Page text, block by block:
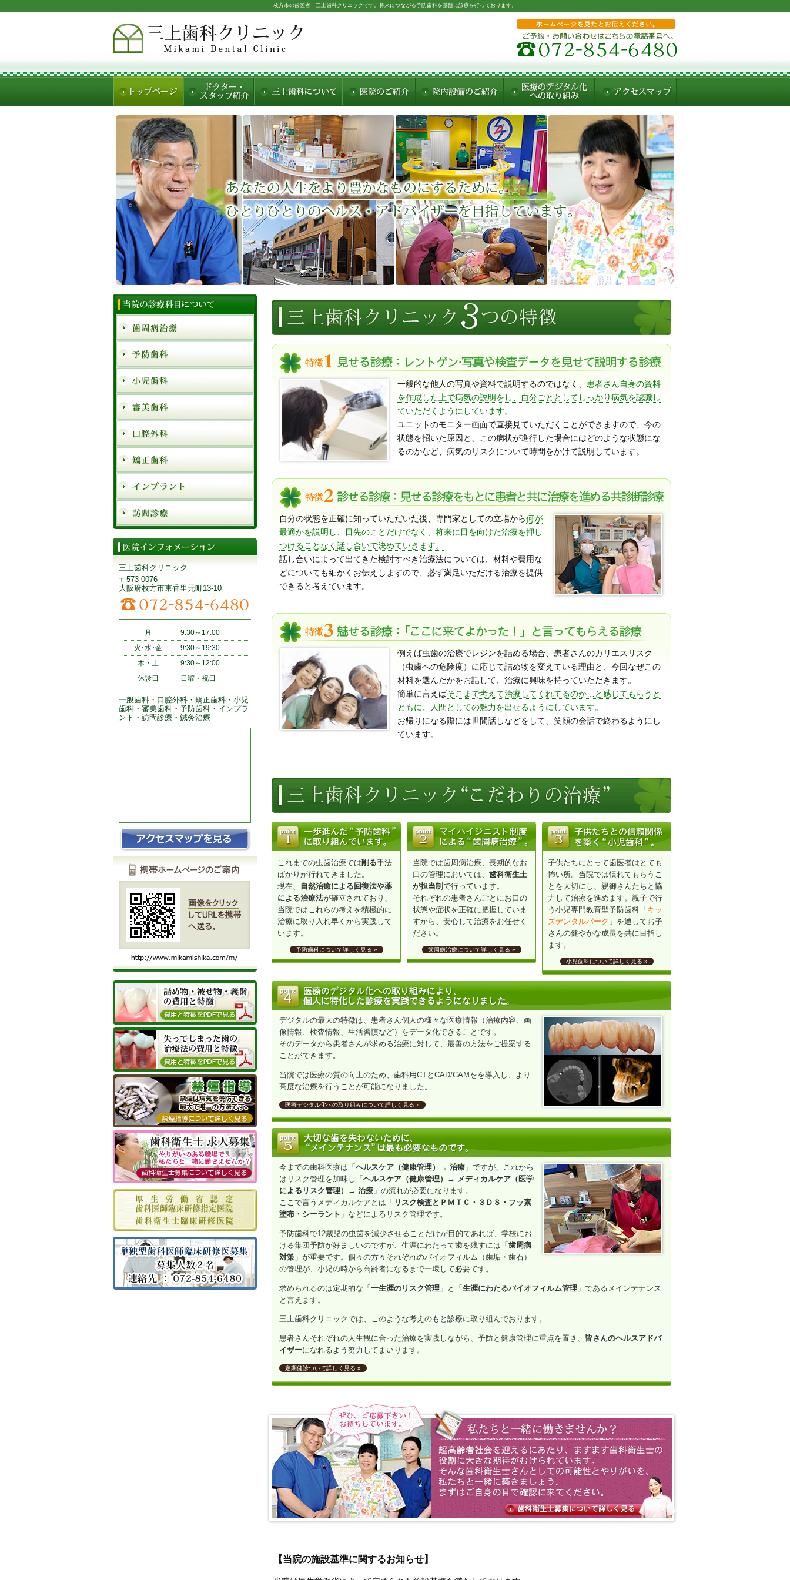
枚方市の歯医者 三上歯科クリニックです。将来につながる予防歯科を基盤に診療を行っております。
一般的な他人の写真や資料で説明するのではなく、 患者さん自身の資料
を作成した上で病気の説明をし、自分ごととしてしっかり病気を認識し
ていただくようにしています。
ユニットのモニター画面で直接見ていただくことができますので、今の
状態を招いた原因と、この病状が進行した場合にはどのような状態にな
るのかなど、病気のリスクについて時間をかけて説明しています。
自分の状態を正確に知っていただいた後、専門家としての立場から何が
最適かを説明し、目先のことだけでなく、将来に目を向けた治療を押し
つけることなく話し合いで決めていきます。
話し合いによって出てきた検討すべき治療法については、材料や費用な
どについても細かくお伝えしますので、必ず満足いただける治療を提供
できると考えています。
例えば虫歯の治療でレジンを詰める場合、患者さんのカリエスリスク
（虫歯への危険度）に応じて詰め物を変えている理由と、今回なぜこの
材料を選んだかをお話して、治療に興味を持っていただきます。
簡単に言えばそこまで考えて治療してくれてるのか…と感じてもらうと
ともに、人間としての魅力を出せるようにしています。
お帰りになる際には世間話しなどをして、笑顔の会話で終わるようにし
ています。
これまでの虫歯治療では削る手法
ばかりが行れてきました。
現在、 自然治癒による回復法や薬
による治療法が確立されており、
当院ではこれらの考えを積極的に
治療に取り入れ早くから実践して
います。
予防歯科について詳しく見る »
当院では歯周病治療、長期的なお
口の管理においては、 歯科衛生士
が担当制 で行っています。
それぞれの患者さんごとにお口の
状態や症状を正確に把握していま
すから、安心して治療をお任せく
ださい。
歯周病治療について詳しく見る »
子供たちにとって歯医者はとても
怖い所。当院では慣れてもらうこ
とを大切にし、親御さんたちと協
力して治療を進めます。親子で行
う小児専門教育型予防歯科「 キッ
ズデンタルパーク 」を通してお子
さんの健やかな成長を共に目指し
ます。
小児歯科について詳しく見る »
デジタルの最大の特徴は、患者さん個人の様々な医療情報（治療内容、画
像情報、検査情報、生活習慣など）をデータ化できることです。
そのデータから患者さんが求める治療に対して、最善の方法をご提案する
ことができます。
当院では医療の質の向上のため、歯科用CTとCAD/CAMをを導入し、より
高度な治療を行うことが可能になりました。
医療デジタル化への取り組みについて詳しく見る »
今までの歯科医療は「ヘルスケア（健康管理）→ 治療」ですが、これから
はリスク管理を加味し「ヘルスケア（健康管理）→ メディカルケア（医学
によるリスク管理）→ 治療」の流れが必要になります。
ここで言うメディカルケアとは「 リスク検査とＰＭＴＣ・３ＤＳ・フッ素
塗布・シーラント 」などによるリスク管理です。
予防歯科で12歳児の虫歯を減少させることだけが目的であれば、学校にお
ける集団予防が好ましいのですが、生涯にわたって歯を残すには「歯周病
対策」が重要です。個々の方々それぞれのバイオフィルム（歯垢・歯石）
の管理が、小児の時から高齢者になるまで一環して必要です。
求められるのは定期的な「一生涯のリスク管理」と「生涯にわたるバイオフィルム管理」であるメインテナンス
と言えます。
三上歯科クリニックでは、このような考えのもと診療に取り組んでおります。
患者さんそれぞれの人生観に合った治療を実践しながら、予防と健康管理に重点を置き、 皆さんのヘルスアドバ
イザーになれるよう努力してまいります。
定期健診ついて詳しく見る »
【当院の施設基準に関するお知らせ】
三上歯科クリニック
〒573-0076
大阪府枚方市東香里元町13-10
月
9:30～17:00
火･水･金
9:30～19:30
木・土
9:30～12:00
休診日
日曜・祝日
一般歯科・口腔外科・矯正歯科・小児
歯科・審美歯科・予防歯科・インプラ
ント・訪問診療・鍼灸治療